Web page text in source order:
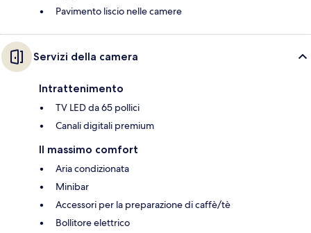
Pavimento liscio nelle camere
Servizi della camera
Intrattenimento
TV LED da 65 pollici
Canali digitali premium
Il massimo comfort
Aria condizionata
Minibar
Accessori per la preparazione di caffè/tè
Bollitore elettrico